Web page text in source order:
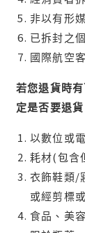
非以有形
已拆封之
國際航空
若您退貨時
定是否要退貨
以數位或
耗材(包含
衣飾鞋類/
或經剪標
食品、美